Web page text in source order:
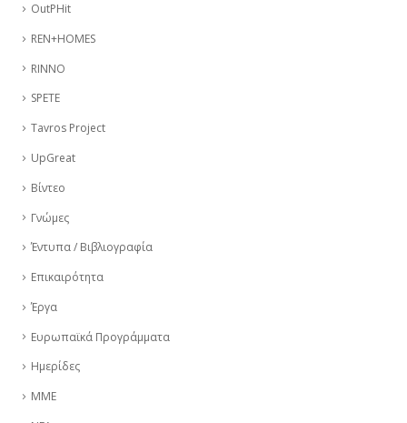
OutPHit
REN+HOMES
RINNO
SPETE
Tavros Project
UpGreat
Βίντεο
Γνώμες
Έντυπα / Βιβλιογραφία
Επικαιρότητα
Έργα
Ευρωπαϊκά Προγράμματα
Ημερίδες
ΜΜΕ